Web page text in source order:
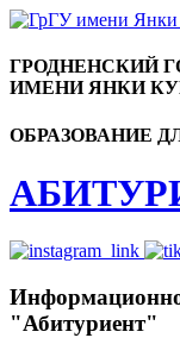
ГРОДНЕНСКИЙ
ИМЕНИ ЯНКИ
ОБРАЗОВАНИЕ
"Абитуриент"